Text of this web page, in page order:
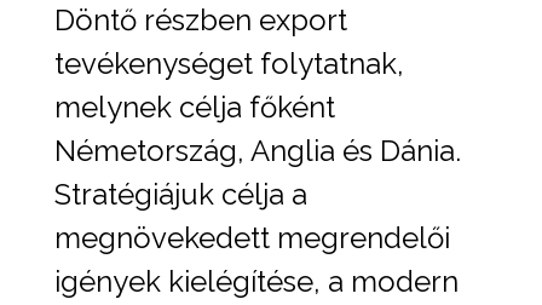
Döntő részben export
tevékenységet folytatnak,
melynek célja főként
Németország, Anglia és Dánia.
Stratégiájuk célja a
megnövekedett megrendelői
igények kielégítése, a modern